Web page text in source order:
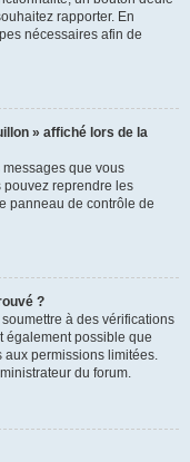
rapporter. En
nécessaires afin de
» affiché lors de la
messages que vous
pouvez reprendre les
panneau de contrôle de
?
à des vérifications
également possible que
aux permissions limitées.
du forum.